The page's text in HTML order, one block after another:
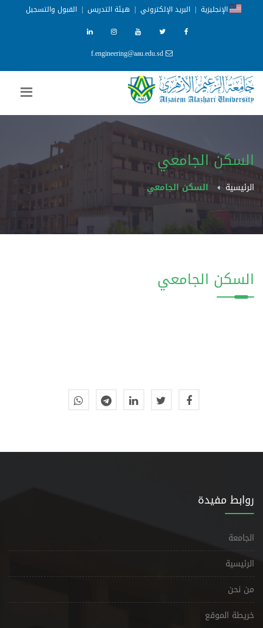
الإنجليزية | البريد الإلكتروني | هيئة التدريس | القبول والتسجيل
f.engineering@aau.edu.sd
السكن الجامعي
الرئيسية السكن الجامعي
السكن الجامعي
روابط مفيدة
الجامعة
الرئيسية
من نحن
خريطة الموقع